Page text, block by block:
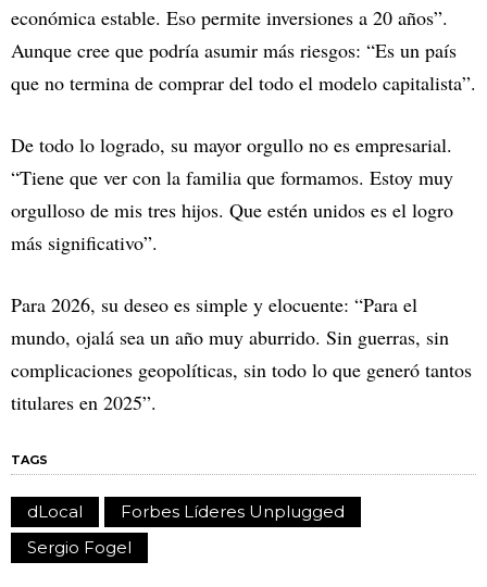
económica estable. Eso permite inversiones a 20 años”.
Aunque cree que podría asumir más riesgos: “Es un país
que no termina de comprar del todo el modelo capitalista”.
De todo lo logrado, su mayor orgullo no es empresarial.
“Tiene que ver con la familia que formamos. Estoy muy
orgulloso de mis tres hijos. Que estén unidos es el logro
más significativo”.
Para 2026, su deseo es simple y elocuente: “Para el
mundo, ojalá sea un año muy aburrido. Sin guerras, sin
complicaciones geopolíticas, sin todo lo que generó tantos
titulares en 2025”.
TAGS
dLocal
Forbes Líderes Unplugged
Sergio Fogel